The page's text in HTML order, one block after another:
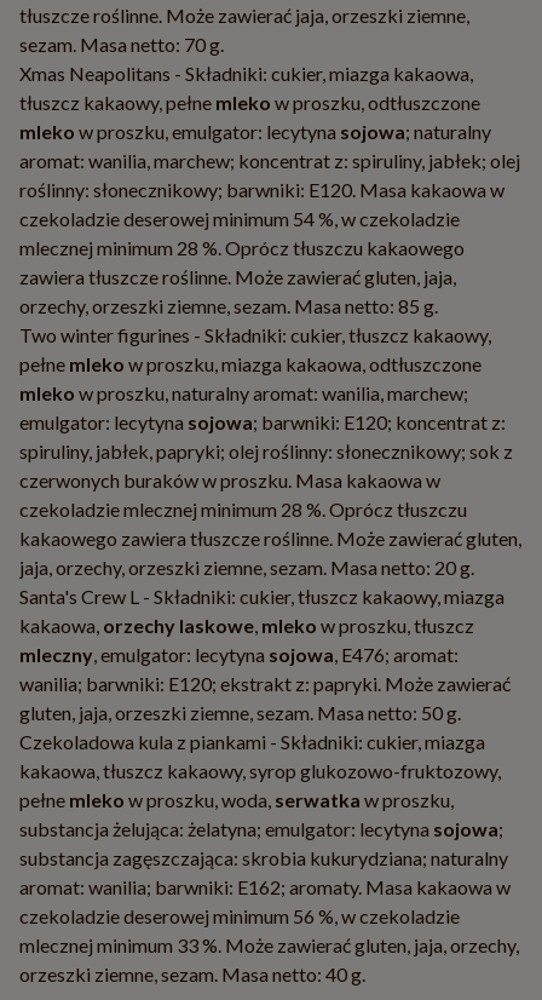
tłuszcze roślinne. Może zawierać jaja, orzeszki ziemne,
sezam. Masa netto: 70 g.
Xmas Neapolitans - Składniki: cukier, miazga kakaowa,
tłuszcz kakaowy, pełne mleko w proszku, odtłuszczone
mleko w proszku, emulgator: lecytyna sojowa; naturalny
aromat: wanilia, marchew; koncentrat z: spiruliny, jabłek; olej
roślinny: słonecznikowy; barwniki: E120. Masa kakaowa w
czekoladzie deserowej minimum 54 %, w czekoladzie
mlecznej minimum 28 %. Oprócz tłuszczu kakaowego
zawiera tłuszcze roślinne. Może zawierać gluten, jaja,
orzechy, orzeszki ziemne, sezam. Masa netto: 85 g.
Two winter figurines - Składniki: cukier, tłuszcz kakaowy,
pełne mleko w proszku, miazga kakaowa, odtłuszczone
mleko w proszku, naturalny aromat: wanilia, marchew;
emulgator: lecytyna sojowa; barwniki: E120; koncentrat z:
spiruliny, jabłek, papryki; olej roślinny: słonecznikowy; sok z
czerwonych buraków w proszku. Masa kakaowa w
czekoladzie mlecznej minimum 28 %. Oprócz tłuszczu
kakaowego zawiera tłuszcze roślinne. Może zawierać gluten,
jaja, orzechy, orzeszki ziemne, sezam. Masa netto: 20 g.
Santa's Crew L - Składniki: cukier, tłuszcz kakaowy, miazga
kakaowa, orzechy laskowe, mleko w proszku, tłuszcz
mleczny, emulgator: lecytyna sojowa, E476; aromat:
wanilia; barwniki: E120; ekstrakt z: papryki. Może zawierać
gluten, jaja, orzeszki ziemne, sezam. Masa netto: 50 g.
Czekoladowa kula z piankami - Składniki: cukier, miazga
kakaowa, tłuszcz kakaowy, syrop glukozowo-fruktozowy,
pełne mleko w proszku, woda, serwatka w proszku,
substancja żelująca: żelatyna; emulgator: lecytyna sojowa;
substancja zagęszczająca: skrobia kukurydziana; naturalny
aromat: wanilia; barwniki: E162; aromaty. Masa kakaowa w
czekoladzie deserowej minimum 56 %, w czekoladzie
mlecznej minimum 33 %. Może zawierać gluten, jaja, orzechy,
orzeszki ziemne, sezam. Masa netto: 40 g.